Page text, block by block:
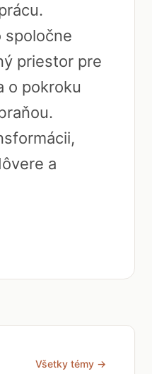
spoločne
priestor pre
o pokroku
a
Všetky témy →